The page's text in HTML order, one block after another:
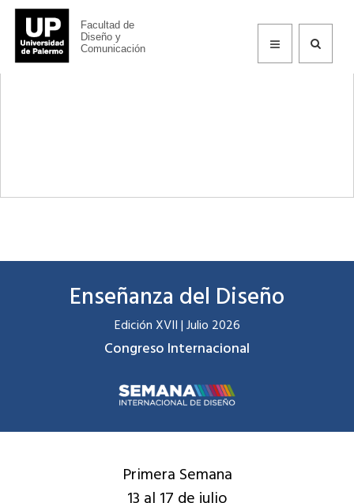
Facultad de
Diseño y
Comunicación
Información
Enseñanza del Diseño
Edición XVII | Julio 2026
Congreso Internacional
Primera Semana